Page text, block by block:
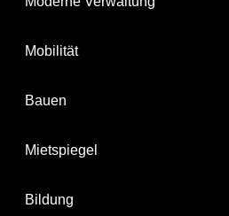
Mobilität
Bauen
Mietspiegel
Bildung